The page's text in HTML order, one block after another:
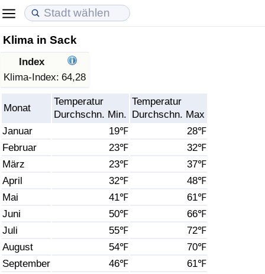
Klima in Sack
Index
Klima-Index: 64,28
Monat
Temperatur
Durchschn. Min.
Temperatur
Durchschn. Max
Januar
19℉
28℉
Februar
23℉
32℉
März
23℉
37℉
April
32℉
48℉
Mai
41℉
61℉
Juni
50℉
66℉
Juli
55℉
72℉
August
54℉
70℉
September
46℉
61℉
Lebenshaltungskosten
Lebenshaltungskosten-Index (aktuell)
Lebenshaltungskosten-Index
Lebenshaltungskosten-Index nach Land
in Akaba
Immobilienpreise
Immobilienpreis-Index (aktuell)
Immobilienpreis-Index
Immobilienpreis-Index nach Land
Lebensqualität
Lebensqualität-Index
Lebensqualität-Index (aktuell)
Lebensqualitätsindex nach Land
Kriminalität
Kriminalitäts-Index (aktuell)
Kriminalitäts-Index
Kriminalitätsindex nach Land